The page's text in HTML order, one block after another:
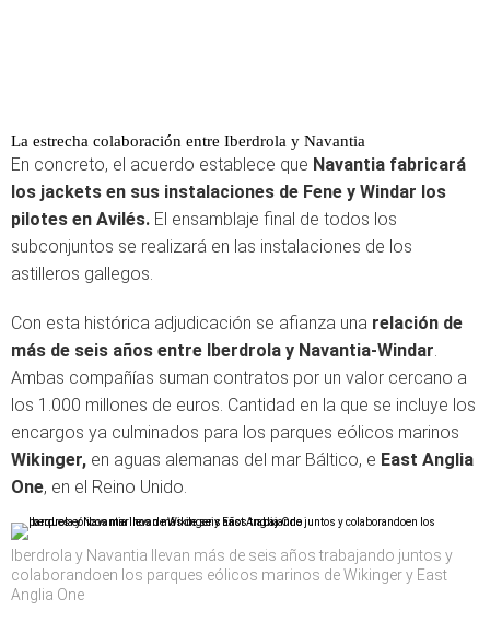
La estrecha colaboración entre Iberdrola y Navantia
En concreto, el acuerdo establece que Navantia fabricará
los jackets en sus instalaciones de Fene y Windar los
pilotes en Avilés. El ensamblaje final de todos los
subconjuntos se realizará en las instalaciones de los
astilleros gallegos.
Con esta histórica adjudicación se afianza una relación de
más de seis años entre Iberdrola y Navantia-Windar.
Ambas compañías suman contratos por un valor cercano a
los 1.000 millones de euros. Cantidad en la que se incluye los
encargos ya culminados para los parques eólicos marinos
Wikinger, en aguas alemanas del mar Báltico, e East Anglia
One, en el Reino Unido.
Iberdrola y Navantia llevan más de seis años trabajando juntos y
colaborandoen los parques eólicos marinos de Wikinger y East
Anglia One